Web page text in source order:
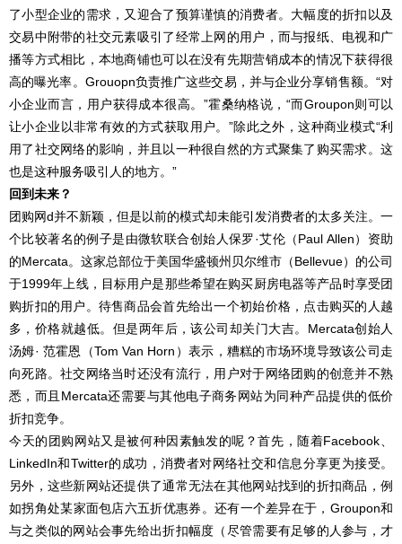
了小型企业的需求，又迎合了预算谨慎的消费者。大幅度的折扣以及
交易中附带的社交元素吸引了经常上网的用户，而与报纸、电视和广
播等方式相比，本地商铺也可以在没有先期营销成本的情况下获得很
高的曝光率。Grouopn负责推广这些交易，并与企业分享销售额。“对
小企业而言，用户获得成本很高。”霍桑纳格说，“而Groupon则可以
让小企业以非常有效的方式获取用户。”除此之外，这种商业模式“利
用了社交网络的影响，并且以一种很自然的方式聚集了购买需求。这
也是这种服务吸引人的地方。”
回到未来？
团购网d并不新颖，但是以前的模式却未能引发消费者的太多关注。一
个比较著名的例子是由微软联合创始人保罗·艾伦（Paul Allen）资助
的Mercata。这家总部位于美国华盛顿州贝尔维市（Bellevue）的公司
于1999年上线，目标用户是那些希望在购买厨房电器等产品时享受团
购折扣的用户。待售商品会首先给出一个初始价格，点击购买的人越
多，价格就越低。但是两年后，该公司却关门大吉。Mercata创始人
汤姆· 范霍恩（Tom Van Horn）表示，糟糕的市场环境导致该公司走
向死路。社交网络当时还没有流行，用户对于网络团购的创意并不熟
悉，而且Mercata还需要与其他电子商务网站为同种产品提供的低价
折扣竞争。
今天的团购网站又是被何种因素触发的呢？首先，随着Facebook、
LinkedIn和Twitter的成功，消费者对网络社交和信息分享更为接受。
另外，这些新网站还提供了通常无法在其他网站找到的折扣商品，例
如拐角处某家面包店六五折优惠券。还有一个差异在于，Groupon和
与之类似的网站会事先给出折扣幅度（尽管需要有足够的人参与，才